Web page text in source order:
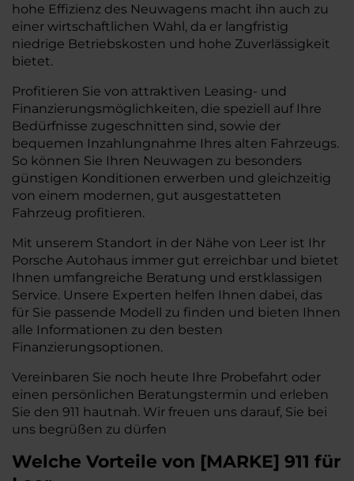
hohe Effizienz des Neuwagens macht ihn auch zu
einer wirtschaftlichen Wahl, da er langfristig
niedrige Betriebskosten und hohe Zuverlässigkeit
bietet.
Profitieren Sie von attraktiven Leasing- und
Finanzierungsmöglichkeiten, die speziell auf Ihre
Bedürfnisse zugeschnitten sind, sowie der
bequemen Inzahlungnahme Ihres alten Fahrzeugs.
So können Sie Ihren Neuwagen zu besonders
günstigen Konditionen erwerben und gleichzeitig
von einem modernen, gut ausgestatteten
Fahrzeug profitieren.
Mit unserem Standort in der Nähe von Leer ist Ihr
Porsche Autohaus immer gut erreichbar und bietet
Ihnen umfangreiche Beratung und erstklassigen
Service. Unsere Experten helfen Ihnen dabei, das
für Sie passende Modell zu finden und bieten Ihnen
alle Informationen zu den besten
Finanzierungsoptionen.
Vereinbaren Sie noch heute Ihre Probefahrt oder
einen persönlichen Beratungstermin und erleben
Sie den 911 hautnah. Wir freuen uns darauf, Sie bei
uns begrüßen zu dürfen
Welche Vorteile von [MARKE] 911 für